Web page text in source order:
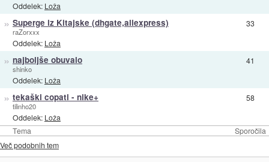
Tema Sporočila
Oddelek: Loža
» Superge iz Kitajske (dhgate,aliexpress)
raZorxxx
Oddelek: Loža
33
» najboljše obuvalo
shinko
Oddelek: Loža
41
» tekaški copati - nike+
tilinho20
Oddelek: Loža
58
Več podobnih tem